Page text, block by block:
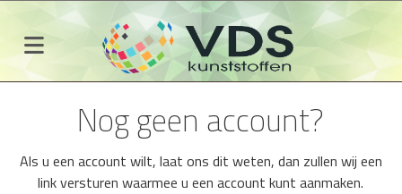
Nog geen account?
Als u een account wilt, laat ons dit weten, dan zullen wij een
link versturen waarmee u een account kunt aanmaken.